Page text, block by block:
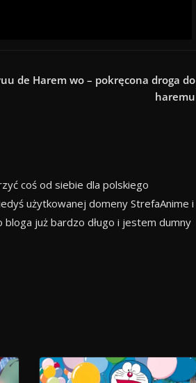
de Harem wo – pokręcona droga do
haremu
coś od siebie dla polskiego
użytkowanej domeny StrefaAnime i
już bardzo długo i jestem dumny